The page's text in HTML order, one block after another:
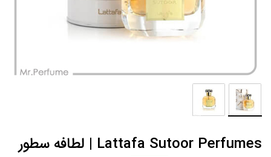
Lattafa Sutoor Perfumes | لطافه سطور